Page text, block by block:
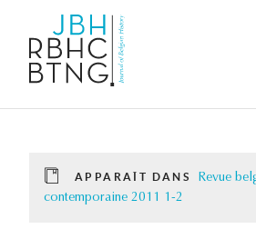
APPARAÎT DANS
Revue
contemporaine 2011 1-2